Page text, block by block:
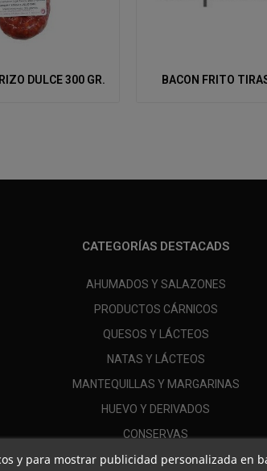
DULCE 300 GR. BACON FRITO
CATEGORÍAS DESTACADS
AHUMADOS Y SALAZONES
PRODUCTOS CÁRNICOS
QUESOS Y LÁCTEOS
NATAS Y LÁCTEOS
MANTEQUILLAS Y MARGARINAS
HUEVO Y DERIVADOS
CONSERVAS
y para mostrar publicidad personalizada en